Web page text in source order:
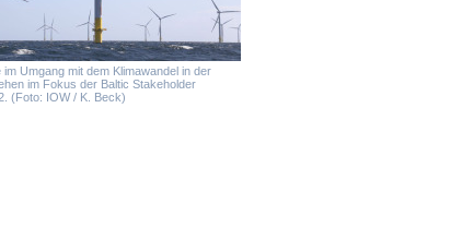
im Umgang mit dem Klimawandel in der
im Fokus der Baltic Stakeholder
(Foto: IOW / K. Beck)